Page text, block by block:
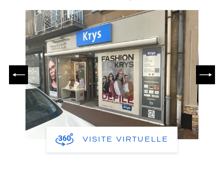
PRÉCÉDENT
VISITE VIRTUELLE